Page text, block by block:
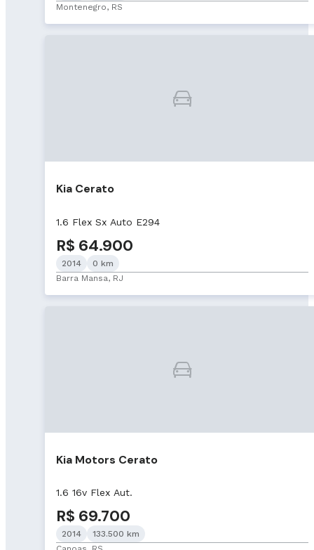
Montenegro, RS
Kia Cerato
1.6 Flex Sx Auto E294
R$ 64.900
2014
0 km
Barra Mansa, RJ
Kia Motors Cerato
1.6 16v Flex Aut.
R$ 69.700
2014
133.500 km